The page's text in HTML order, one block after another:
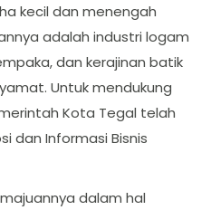
kecil dan menengah
adalah industri logam
dan kerajinan batik
Untuk mendukung
Kota Tegal telah
dan Informasi Bisnis
dalam hal